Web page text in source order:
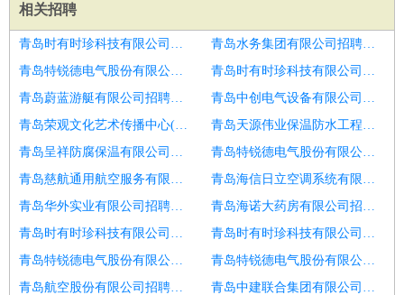
相关招聘
青岛时有时珍科技有限公司招聘项目经理项目总经理
青岛水务集团有限公司招聘外贸公司总经理
青岛特锐德电气股份有限公司招聘质量总经理
青岛时有时珍科技有限公司招聘总经理秘书
青岛蔚蓝游艇有限公司招聘总经理秘书
青岛中创电气设备有限公司招聘业务拓展总经理
青岛荣观文化艺术传播中心(有限合伙)招聘工程经理
青岛天源伟业保温防水工程有限公司招聘食品总经理
青岛呈祥防腐保温有限公司招聘锂电池总经理
青岛特锐德电气股份有限公司招聘商管总经理
青岛慈航通用航空服务有限公司招聘项目总经理
青岛海信日立空调系统有限公司招聘总经理
青岛华外实业有限公司招聘人寿保险代理有限公司区域总经理
青岛海诺大药房有限公司招聘项目总
青岛时有时珍科技有限公司招聘财富管理部总经理
青岛时有时珍科技有限公司招聘内控审计总经理
青岛特锐德电气股份有限公司招聘生产总经理
青岛特锐德电气股份有限公司招聘招商总经理
青岛航空股份有限公司招聘总经理
青岛中建联合集团有限公司招聘事业部总经理